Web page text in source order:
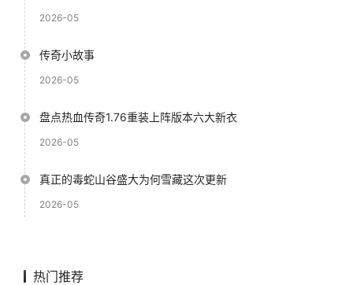
2026-05
传奇小故事
2026-05
盘点热血传奇1.76重装上阵版本六大新衣
2026-05
真正的毒蛇山谷盛大为何雪藏这次更新
2026-05
热门推荐